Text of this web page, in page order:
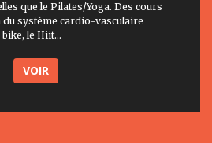
que le Pilates/Yoga. Des cours
système cardio-vasculaire
le Hiit...
VOIR